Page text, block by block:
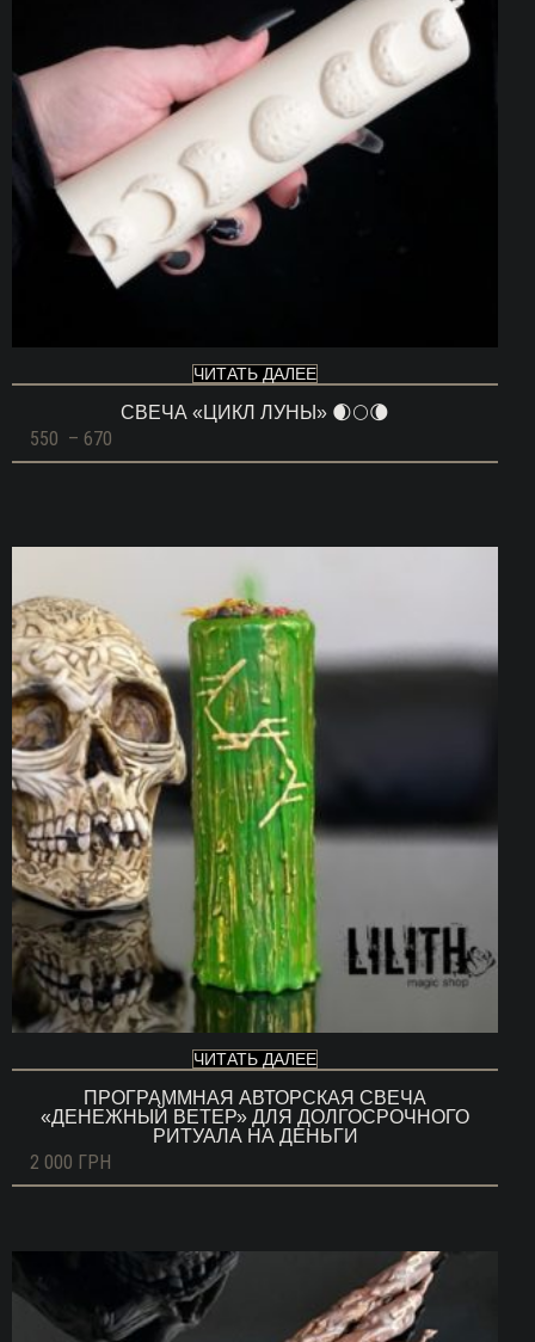
ЧИТАТЬ ДАЛЕЕ
СВЕЧА «ЦИКЛ ЛУНЫ» 🌒🌕🌘
550 – 670
цен:
ЧИТАТЬ ДАЛЕЕ
ПРОГРАММНАЯ АВТОРСКАЯ СВЕЧА
«ДЕНЕЖНЫЙ ВЕТЕР» ДЛЯ ДОЛГОСРОЧНОГО
РИТУАЛА НА ДЕНЬГИ
2 000 ГРН